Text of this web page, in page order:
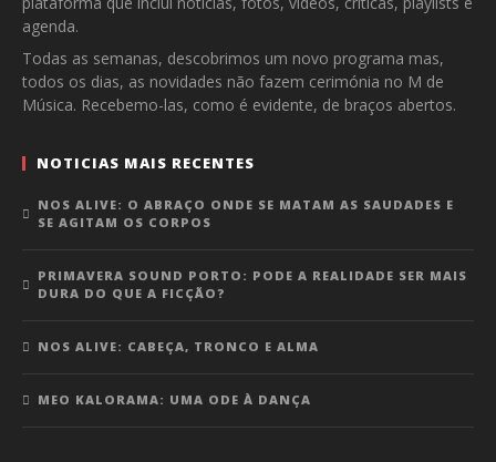
agenda.
Todas as semanas, descobrimos um novo programa mas,
todos os dias, as novidades não fazem cerimónia no M de
Música. Recebemo-las, como é evidente, de braços abertos.
NOTICIAS MAIS RECENTES
NOS ALIVE: O ABRAÇO ONDE SE MATAM AS SAUDADES E
SE AGITAM OS CORPOS
PRIMAVERA SOUND PORTO: PODE A REALIDADE SER MAIS
DURA DO QUE A FICÇÃO?
NOS ALIVE: CABEÇA, TRONCO E ALMA
MEO KALORAMA: UMA ODE À DANÇA